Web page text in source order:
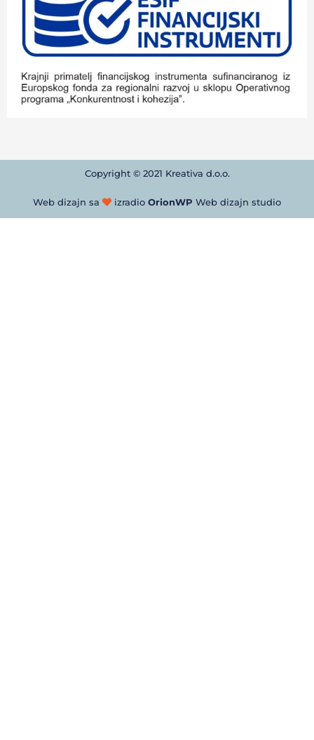
Copyright © 2021 Kreativa d.o.o.
Web dizajn sa izradio OrionWP Web dizajn studio